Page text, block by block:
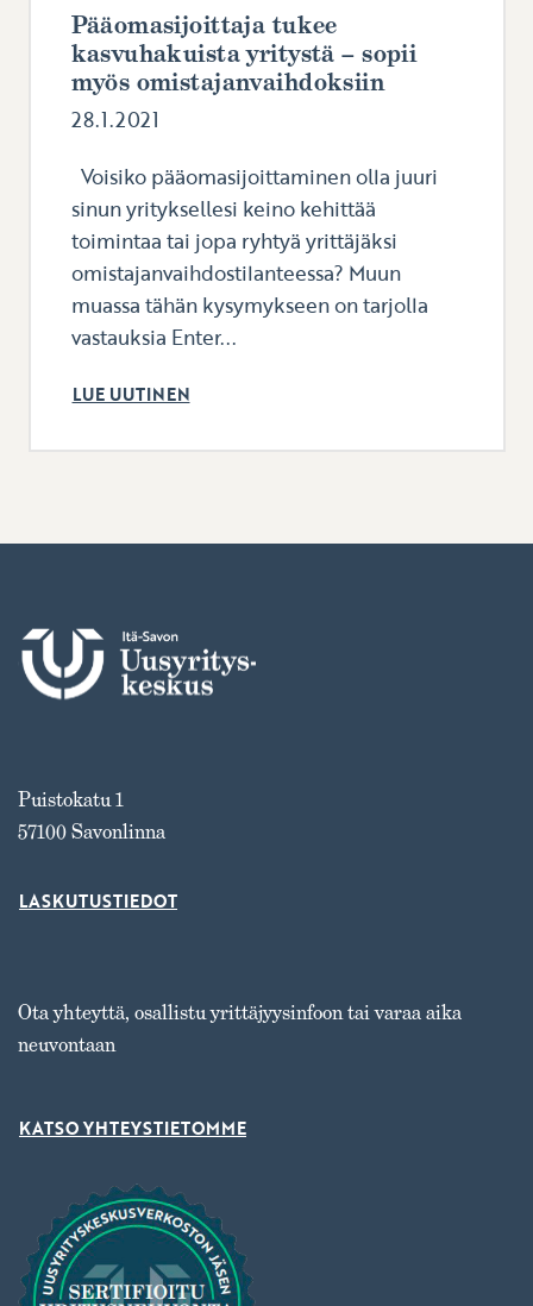
Pääomasijoittaja tukee
kasvuhakuista yritystä – sopii
myös omistajanvaihdoksiin
28.1.2021
Voisiko pääomasijoittaminen olla juuri
sinun yrityksellesi keino kehittää
toimintaa tai jopa ryhtyä yrittäjäksi
omistajanvaihdostilanteessa? Muun
muassa tähän kysymykseen on tarjolla
vastauksia Enter...
LUE UUTINEN
Puistokatu 1
57100 Savonlinna
LASKUTUSTIEDOT
Ota yhteyttä, osallistu yrittäjyysinfoon tai varaa aika
neuvontaan
KATSO YHTEYSTIETOMME